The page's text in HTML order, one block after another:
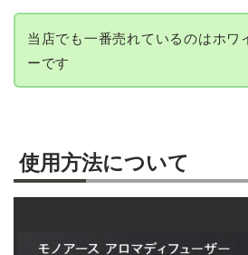
当店でも一番売れているのはホワ
ーです
使用方法について